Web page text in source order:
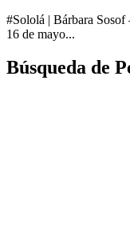
#Sololá | Bárbara Sosof – Red Maya K’at. En Santiago Atitlán, el
16 de mayo...
Búsqueda de